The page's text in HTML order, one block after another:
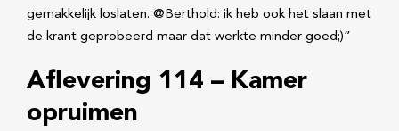
gemakkelijk loslaten. @Berthold: ik heb ook het slaan met
de krant geprobeerd maar dat werkte minder goed;)”
Aflevering 114 – Kamer
opruimen